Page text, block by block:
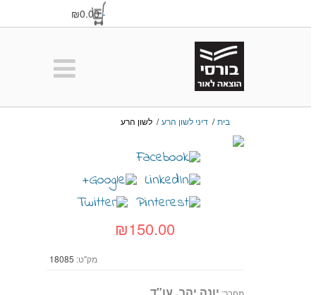
₪0.00
בית / דיני לשון הרע / לשון הרע
₪150.00
מק"ט:18085
מחבר: